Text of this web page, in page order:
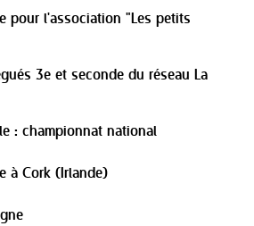
pour l'association "Les petits
3e et seconde du réseau La
: championnat national
à Cork (Irlande)